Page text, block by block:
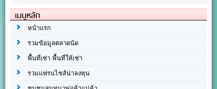
เมนูหลัก
หน้าแรก
รวมข้อมูลตลาดนัด
พื้นที่เช่า พื้นที่ให้เช่า
รวมแฟรนไชส์น่าลงทุน